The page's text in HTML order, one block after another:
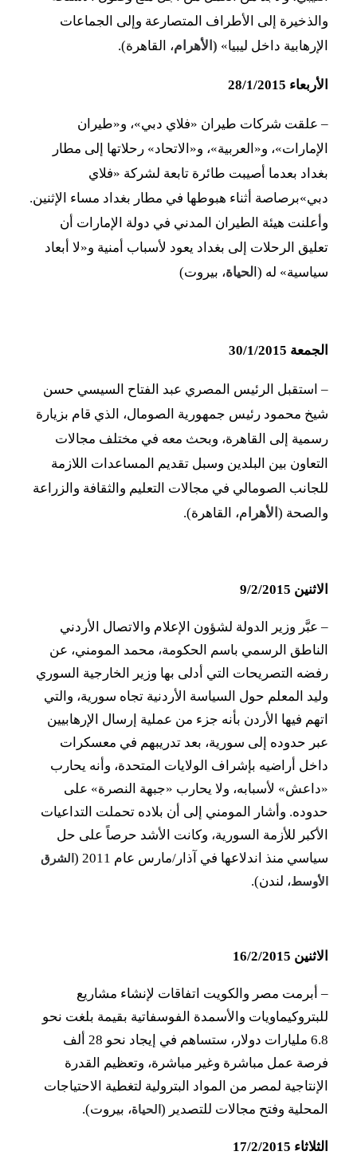
والذخيرة إلى الأطراف المتصارعة وإلى الجماعات
الإرهابية داخل ليبيا» (الأهرام، القاهرة).
الأربعاء 28/1/2015
– علقت شركات طيران «فلاي دبي»، و«طيران
الإمارات»، و«العربية»، و«الاتحاد» رحلاتها إلى مطار
بغداد بعدما أصيبت طائرة تابعة لشركة «فلاي
دبي»برصاصة أثناء هبوطها في مطار بغداد مساء الإثنين.
وأعلنت هيئة الطيران المدني في دولة الإمارات أن
تعليق الرحلات إلى بغداد يعود لأسباب أمنية و«لا أبعاد
سياسية» له (ا لحياة، بيروت)
الجمعة 30/1/2015
– استقبل الرئيس المصري عبد الفتاح السيسي حسن
شيخ محمود رئيس جمهورية الصومال، الذي قام بزيارة
رسمية إلى القاهرة، وبحث معه في مختلف مجالات
التعاون بين البلدين وسبل تقديم المساعدات اللازمة
للجانب الصومالي في مجالات التعليم والثقافة والزراعة
والصحة ( الأهرا م، القاهرة).
الاثنين 9/2/2015
– عبَّر وزير الدولة لشؤون الإعلام والاتصال الأردني
الناطق الرسمي باسم الحكومة، محمد المومني، عن
رفضه التصريحات التي أدلى بها وزير الخارجية السوري
وليد المعلم حول السياسة الأردنية تجاه سورية، والتي
اتهم فيها الأردن بأنه جزء من عملية إرسال الإرهابيين
عبر حدوده إلى سورية، بعد تدريبهم في معسكرات
داخل أراضيه بإشراف الولايات المتحدة، وأنه يحارب
«داعش» لأسبابه، ولا يحارب «جبهة النصرة» على
حدوده. وأشار المومني إلى أن بلاده تحملت التداعيات
الأكبر للأزمة السورية، وكانت الأشد حرصاً على حل
سياسي منذ اندلاعها في آذار/مارس عام 2011 (
الشرق
الأوسط، لندن).
الاثنين 16/2/2015
– أبرمت مصر والكويت اتفاقات لإنشاء مشاريع
للبتروكيماويات والأسمدة الفوسفاتية بقيمة بلغت نحو
6.8 مليارات دولار، ستساهم في إيجاد نحو 28 ألف
فرصة عمل مباشرة وغير مباشرة، وتعظيم القدرة
الإنتاجية لمصر من المواد البترولية لتغطية الاحتياجات
المحلية وفتح مجالات للتصدير ( الحياة، بيروت).
الثلاثاء 17/2/2015